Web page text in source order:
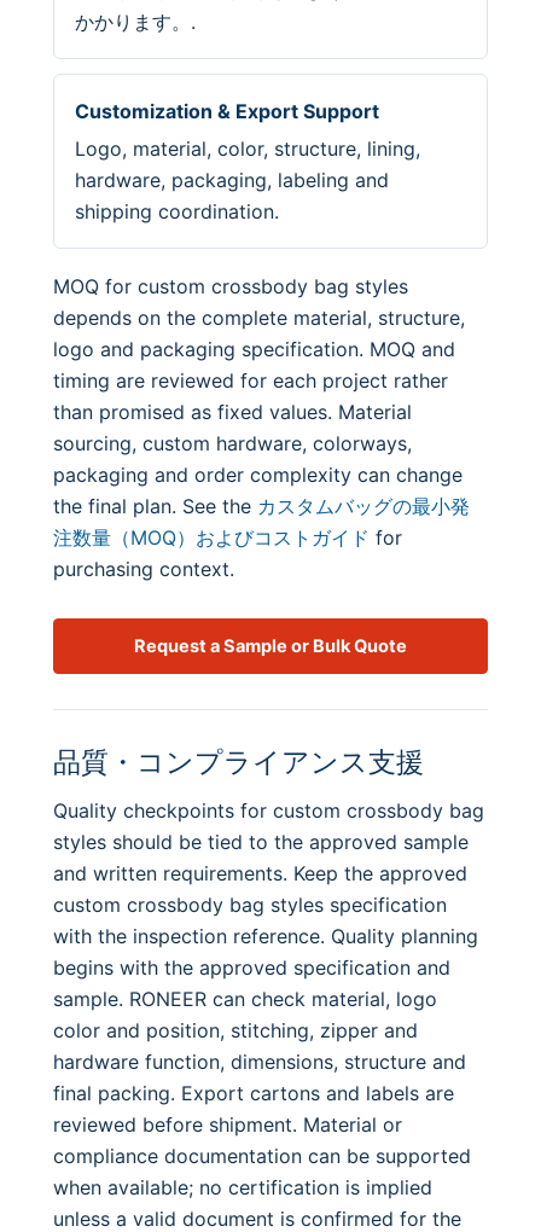
かかります。.
Customization & Export Support
Logo, material, color, structure, lining,
hardware, packaging, labeling and
shipping coordination.
MOQ for custom crossbody bag styles
depends on the complete material, structure,
logo and packaging specification. MOQ and
timing are reviewed for each project rather
than promised as fixed values. Material
sourcing, custom hardware, colorways,
packaging and order complexity can change
the final plan. See the カスタムバッグの最小発
注数量（MOQ）およびコストガイド for
purchasing context.
Request a Sample or Bulk Quote
品質・コンプライアンス支援
Quality checkpoints for custom crossbody bag
styles should be tied to the approved sample
and written requirements. Keep the approved
custom crossbody bag styles specification
with the inspection reference. Quality planning
begins with the approved specification and
sample. RONEER can check material, logo
color and position, stitching, zipper and
hardware function, dimensions, structure and
final packing. Export cartons and labels are
reviewed before shipment. Material or
compliance documentation can be supported
when available; no certification is implied
unless a valid document is confirmed for the